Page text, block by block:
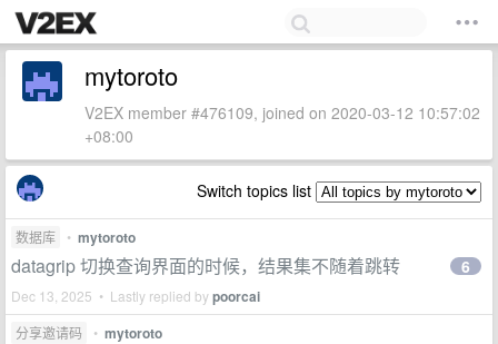
mytoroto
V2EX member #476109, joined on 2020-03-12 10:57:02
+08:00
Switch topics list
数据库 • mytoroto
datagrip 切换查询界面的时候，结果集不随着跳转
Dec 13, 2025 • Lastly replied bypoorcai
6
分享邀请码 • mytoroto